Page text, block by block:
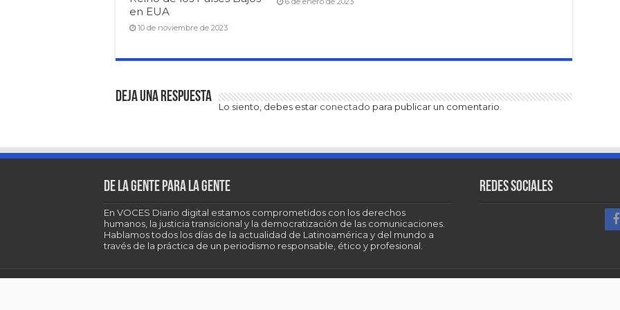
en EUA
10 de noviembre de 2023
Deja una respuesta
Lo siento, debes estar conectado para publicar un comentario.
De la gente para la gente
En VOCES Diario digital estamos comprometidos con los derechos
humanos, la justicia transicional y la democratización de las comunicaciones.
Hablamos todos los días de la actualidad de Latinoamérica y del mundo a
través de la práctica de un periodismo responsable, ético y profesional.
Redes sociales